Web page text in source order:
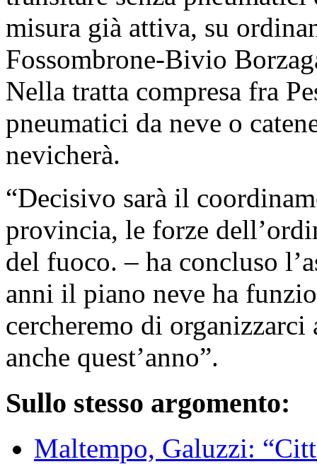
misura già attiva, su
Fossombrone-Bivio
Nella tratta compresa fra
pneumatici da neve o
nevicherà.
“Decisivo sarà il
provincia, le forze
del fuoco. – ha concluso
anni il piano neve ha
cercheremo di
anche quest’anno”.
Sullo stesso argomento:
Maltempo, Galuzzi: